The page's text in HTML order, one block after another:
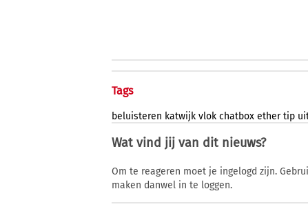
Tags
beluisteren katwijk vlok chatbox ether tip
Wat vind jij van dit nieuws?
Om te reageren moet je ingelogd zijn.
maken danwel in te loggen.